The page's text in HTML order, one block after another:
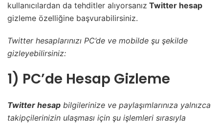
kullanıcılardan da tehditler alıyorsanız Twitter hesap
gizleme özelliğine başvurabilirsiniz.
Twitter hesaplarınızı PC’de ve mobilde şu şekilde
gizleyebilirsiniz:
1) PC’de Hesap Gizleme
Twitter hesap bilgilerinize ve paylaşımlarınıza yalnızca
takipçilerinizin ulaşması için şu işlemleri sırasıyla